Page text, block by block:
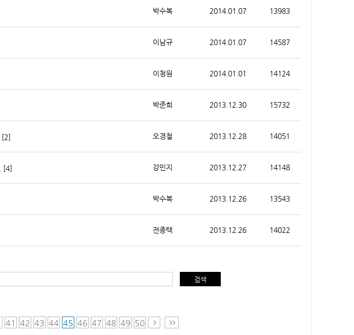
박수복 2014.01.07 13983
이남규 2014.01.07 14587
이청원 2014.01.01 14124
박준희 2013.12.30 15732
[2] 오경철 2013.12.28 14051
[4] 강민지 2013.12.27 14148
박수복 2013.12.26 13543
전종택 2013.12.26 14022
검색
41 42 43 44 45 46 47 48 49 50